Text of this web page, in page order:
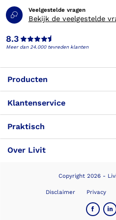
Veelgestelde vragen
Bekijk de veelgestelde
8.3
Meer dan 24.000 tevreden klanten
Producten
Klantenservice
Praktisch
Over Livit
Copyright 2026 -
Disclaimer Privacy